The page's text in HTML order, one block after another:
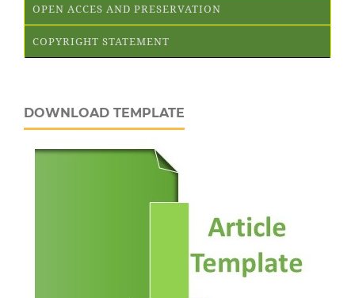
OPEN ACCES AND PRESERVATION
COPYRIGHT STATEMENT
DOWNLOAD TEMPLATE